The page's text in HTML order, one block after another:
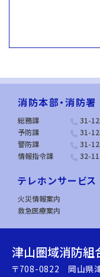
消防本部・消防署
総務課 31-
予防課
31-
警防課
31-
情報指令課
32-
テレホンサービス
火災情報案内
救急医療案内
津山圏域消防組
〒708-0822 岡山県